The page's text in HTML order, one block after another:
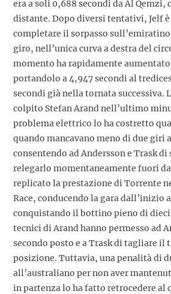
era a soli 0,688 secondi da Al Qemzi,
distante. Dopo diversi tentativi, Jelf
completare il sorpasso
giro, nell’unica curva a destra del
momento ha rapidamente
portandolo a 4,947 secondi al
secondi già nella tornata successiva.
colpito Stefan Arand nell’ultimo
problema elettrico lo ha costretto
quando mancavano meno di due giri
consentendo ad Andersson e Trask di
relegarlo momentaneamente fuori
replicato la prestazione di Torrente
Race, conducendo la gara dall’inizio
conquistando il bottino pieno di
tecnici di Arand hanno permesso ad
secondo posto e a Trask di tagliare il
posizione. Tuttavia, una penalità di
all’australiano per non aver
in partenza lo ha fatto retrocedere al